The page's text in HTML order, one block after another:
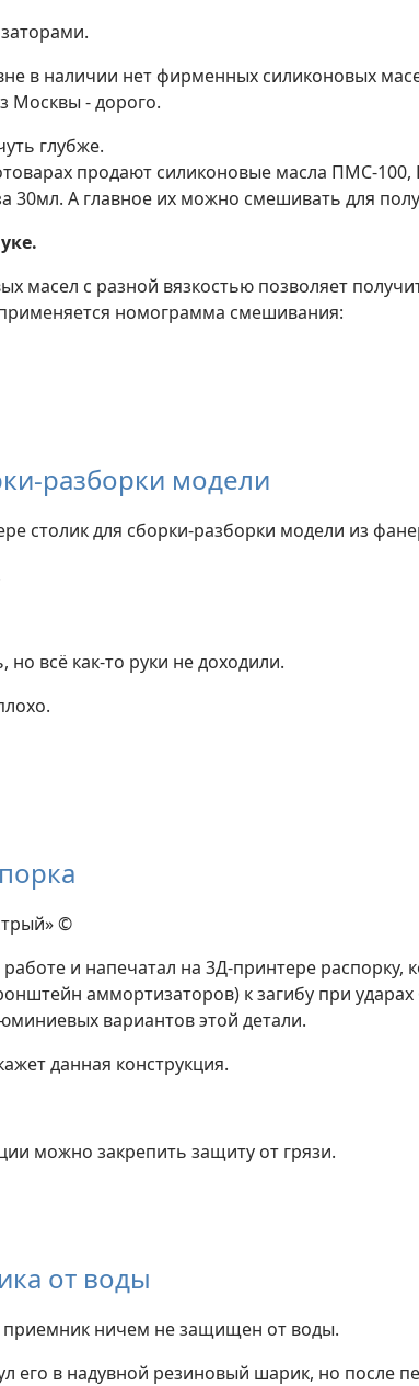
в наличии нет фирменных силиконовых
Москвы - дорого.
глубже.
продают силиконовые масла ПМС-
30мл. А главное их можно смешивать для
масел с разной вязкостью позволяет
номограмма смешивания:
разборки модели
столик для сборки-разборки модели из
но всё как-то руки не доходили.
©
и напечатал на 3Д-принтере распорку,
аммортизаторов) к загибу при
вариантов этой детали.
данная конструкция.
можно закрепить защиту от грязи.
от воды
ничем не защищен от воды.
его в надувной резиновый шарик, но после